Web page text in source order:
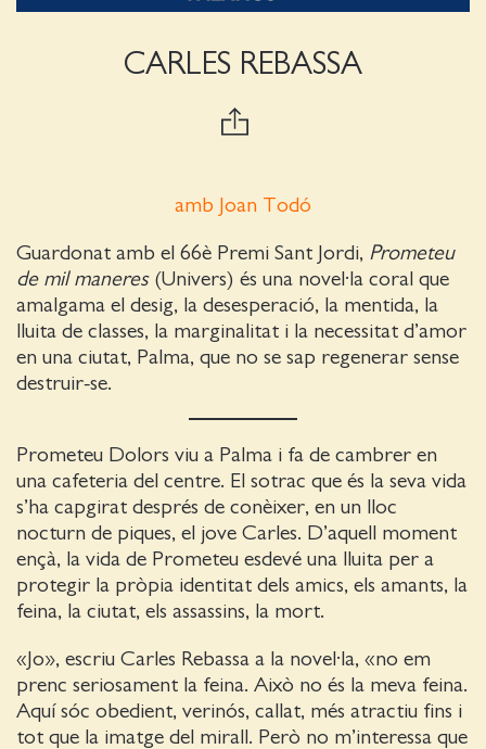
CARLES REBASSA
amb Joan Todó
Guardonat amb el 66è Premi Sant Jordi, Prometeu
de mil maneres(Univers) és una novel·la coral que
amalgama el desig, la desesperació, la mentida, la
lluita de classes, la marginalitat i la necessitat d’amor
en una ciutat, Palma, que no se sap regenerar sense
destruir-se.
Prometeu Dolors viu a Palma i fa de cambrer en
una cafeteria del centre. El sotrac que és la seva vida
s’ha capgirat després de conèixer, en un lloc
nocturn de piques, el jove Carles. D’aquell moment
ençà, la vida de Prometeu esdevé una lluita per a
protegir la pròpia identitat dels amics, els amants, la
feina, la ciutat, els assassins, la mort.
«Jo», escriu Carles Rebassa a la novel·la, «no em
prenc seriosament la feina. Això no és la meva feina.
Aquí sóc obedient, verinós, callat, més atractiu fins i
tot que la imatge del mirall. Però no m’interessa que